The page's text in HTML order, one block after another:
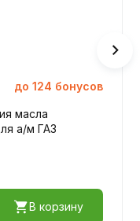
до 124 бонусов
масла
а/м ГАЗ
В корзину